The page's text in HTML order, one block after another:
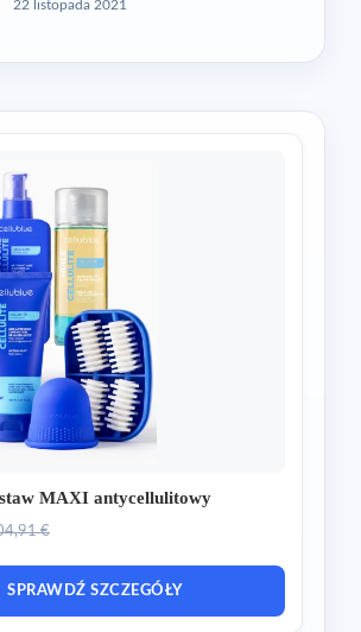
22 listopada 2021
MAXI antycellulitowy
€
SPRAWDŹ SZCZEGÓŁY